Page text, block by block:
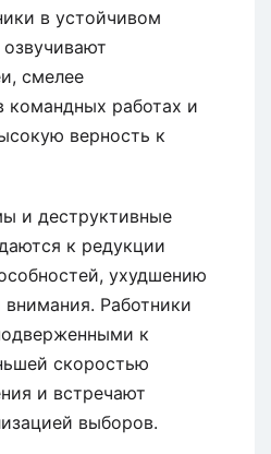
в устойчивом
смелее
командных работах и
верность к
и деструктивные
к редукции
ухудшению
Работники
к
скоростью
и встречают
выборов.